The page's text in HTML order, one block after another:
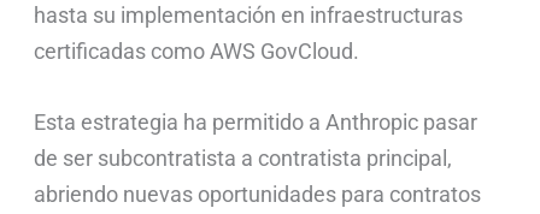
hasta su implementación en infraestructuras
certificadas como AWS GovCloud.
Esta estrategia ha permitido a Anthropic pasar
de ser subcontratista a contratista principal,
abriendo nuevas oportunidades para contratos